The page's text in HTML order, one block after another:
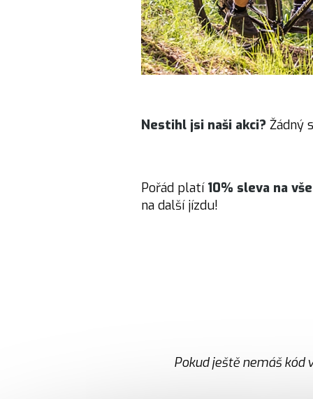
Nestihl jsi naši akci? Žádný
Pořád platí 10% sleva na
na další jízdu!
Pokud ještě nemáš kód